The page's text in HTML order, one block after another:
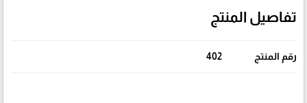
تفاصيل المنتج
رقم المنتج 402